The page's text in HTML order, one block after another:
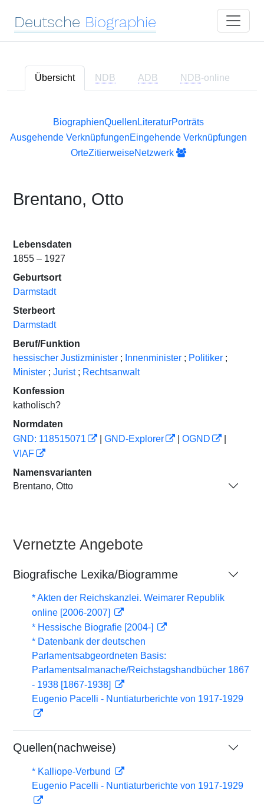
Deutsche Biographie
Übersicht NDB ADB NDB-online
BiographienQuellen LiteraturPorträts
Ausgehende VerknüpfungenEingehende Verknüpfungen
OrteZitierweiseNetzwerk
Brentano, Otto
Lebensdaten
1855 – 1927
Geburtsort
Darmstadt
Sterbeort
Darmstadt
Beruf/Funktion
hessischer Justizminister ; Innenminister ; Politiker ;
Minister ; Jurist ; Rechtsanwalt
Konfession
katholisch?
Normdaten
GND: 118515071
GND-Explorer OGND
VIAF
Namensvarianten
Brentano, Otto
Vernetzte Angebote
Biografische Lexika/Biogramme
* Akten der Reichskanzlei. Weimarer Republik
online [2006-2007]
* Hessische Biografie [2004-]
* Datenbank der deutschen
Parlamentsabgeordneten Basis:
Parlamentsalmanache/Reichstagshandbücher 1867
- 1938 [1867-1938]
Eugenio Pacelli - Nuntiaturberichte von 1917-1929
Quellen(nachweise)
* Kalliope-Verbund
Eugenio Pacelli - Nuntiaturberichte von 1917-1929